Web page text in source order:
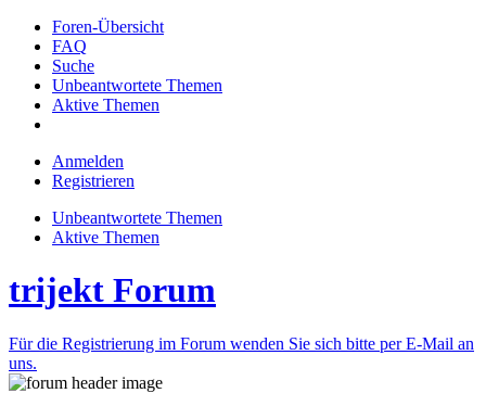
Foren-Übersicht
FAQ
Suche
Unbeantwortete Themen
Aktive Themen
Anmelden
Registrieren
Unbeantwortete Themen
Aktive Themen
trijekt Forum
Für die Registrierung im Forum wenden Sie sich bitte per E-Mail an
uns.